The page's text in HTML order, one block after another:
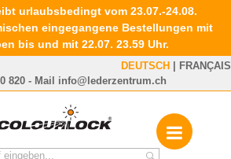
urlaubsbedingt vom 23.07.-24.08.
eingegangene Bestellungen mit
bis und mit 22.07. 23.59 Uhr.
DEUTSCH | FRANÇAIS
820 - Mail info@lederzentrum.ch